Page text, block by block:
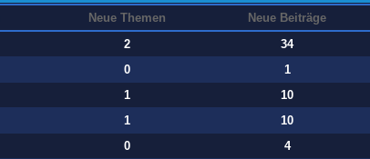
Neue Themen Neue Beiträge
2 34
0 1
1 10
1 10
0 4